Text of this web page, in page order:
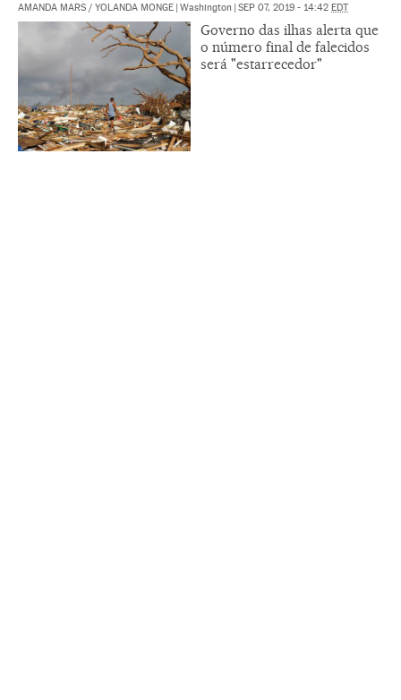
AMANDA MARS / YOLANDA MONGE | Washington | SEP 07, 2019 - 14:42 EDT
Governo das ilhas alerta que
o número final de falecidos
será "estarrecedor"